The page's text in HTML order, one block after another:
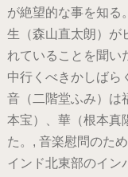
が絶望的な事を知る
生（森山直太朗）が
れていることを聞い
中行くべきかしばら
音（二階堂ふみ）は
本宝）、華（根本真
た。, 音楽慰問のた
インド北東部のイン